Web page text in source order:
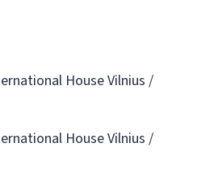
House Vilnius /
House Vilnius /